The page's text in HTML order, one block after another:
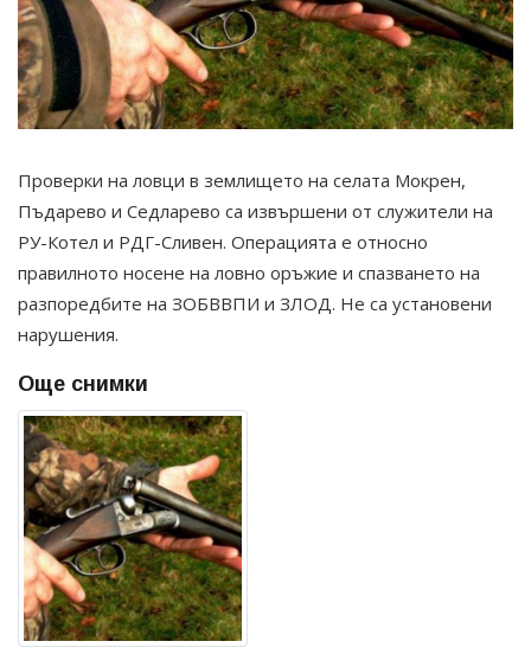
Проверки на ловци в землището на селата Мокрен,
Пъдарево и Седларево са извършени от служители на
РУ-Котел и РДГ-Сливен. Операцията е относно
правилното носене на ловно оръжие и спазването на
разпоредбите на ЗОБВВПИ и ЗЛОД. Не са установени
нарушения.
Още снимки